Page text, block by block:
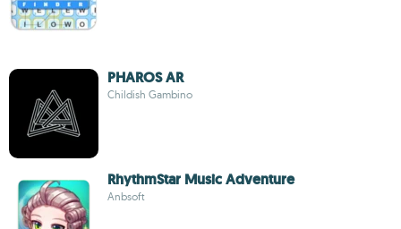
PHAROS AR
Childish Gambino
RhythmStar Music Adventure
Anbsoft